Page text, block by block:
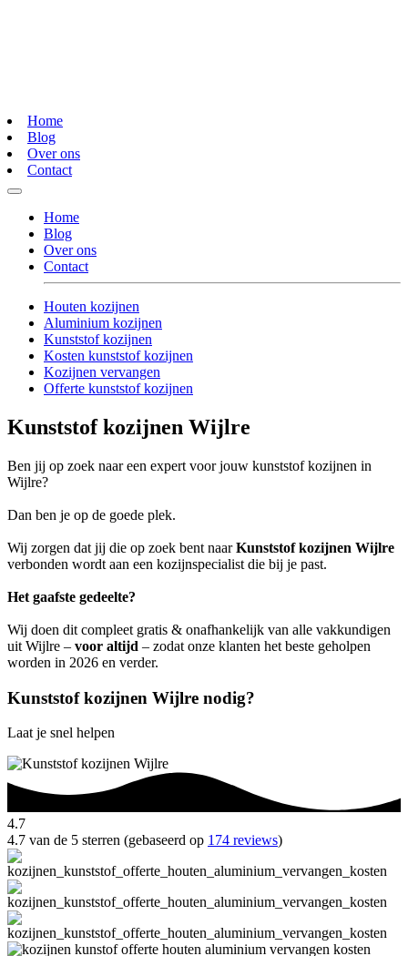
Home
Blog
Over ons
Contact
Home
Blog
Over ons
Contact
Houten kozijnen
Aluminium kozijnen
Kunststof kozijnen
Kosten kunststof kozijnen
Kozijnen vervangen
Offerte kunststof kozijnen
Kunststof kozijnen Wijlre
Ben jij op zoek naar een expert voor jouw kunststof kozijnen in
Wijlre?
Dan ben je op de goede plek.
Wij zorgen dat jij die op zoek bent naarKunststof kozijnen Wijlre
verbonden wordt aan een kozijnspecialist die bij je past.
Het gaafste gedeelte?
Wij doen dit compleet gratis & onafhankelijk van alle vakkundigen
uit Wijlre – voor altijd – zodat onze klanten het beste geholpen
worden in 2026 en verder.
Kunststof kozijnen Wijlre nodig?
Laat je snel helpen
4.7
4.7 van de 5 sterren (gebaseerd op 174 reviews)